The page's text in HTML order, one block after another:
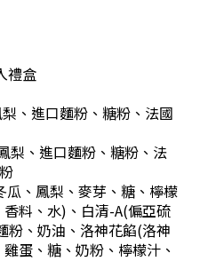
禮盒
、進口麵粉、糖粉、法國
梨、進口麵粉、糖粉、法
瓜、鳳梨、麥芽、糖、檸檬
料、水)、白清-A(偏亞硫
粉、奶油、洛神花餡(洛神
蛋、糖、奶粉、檸檬汁、